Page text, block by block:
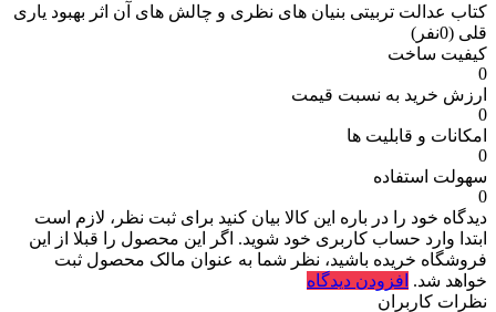
کتاب عدالت تربیتی بنیان های نظری و چالش های آن اثر بهبود یاری
قلی (0نفر)
کیفیت ساخت
0
ارزش خرید به نسبت قیمت
0
امکانات و قابلیت ها
0
سهولت استفاده
0
دیدگاه خود را در باره این کالا بیان کنید برای ثبت نظر، لازم است
ابتدا وارد حساب کاربری خود شوید. اگر این محصول را قبلا از این
فروشگاه خریده باشید، نظر شما به عنوان مالک محصول ثبت
خواهد شد. افزودن دیدگاه
نظرات کاربران